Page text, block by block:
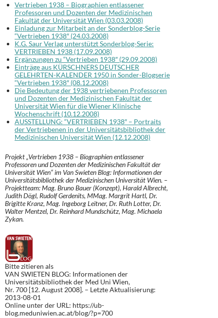
Vertrieben 1938 – Biographien entlassener
Professoren und Dozenten der Medizinischen
Fakultät der Universität Wien (03.03.2008)
Einladung zur Mitarbeit an der Sonderblog-Serie
“Vertrieben 1938″ (24.03.2008)
K.G. Saur Verlag unterstützt Sonderblog-Serie:
VERTRIEBEN 1938 (17.09.2008)
Ergänzungen zu “Vertrieben 1938″ (29.09.2008)
Einträge aus KÜRSCHNERS DEUTSCHER
GELEHRTEN-KALENDER 1950 in Sonder-Blogserie
“Vertrieben 1938″ (08.12.2008)
Die Bedeutung der 1938 vertriebenen Professoren
und Dozenten der Medizinischen Fakultät der
Universität Wien für die Wiener Klinische
Wochenschrift (10.12.2008)
AUSSTELLUNG: “VERTRIEBEN 1938″ – Portraits
der Vertriebenen in der Universitätsbibliothek der
Medizinischen Universität Wien (12.12.2008)
Projekt „Vertrieben 1938 – Biographien entlassener
Professoren und Dozenten der Medizinischen Fakultät der
Universität Wien“ im Van Swieten Blog: Informationen der
Universitätsbibliothek der Medizinischen Universität Wien. –
Projektteam: Mag. Bruno Bauer (Konzept), Harald Albrecht,
Judith Dögl, Rudolf Gerdenits, MMag. Margrit Hartl, Dr.
Brigitte Kranz, Mag. Ingeborg Leitner, Dr. Ruth Lotter, Dr.
Walter Mentzel, Dr. Reinhard Mundschütz, Mag. Michaela
Zykan.
Bitte zitieren als
VAN SWIETEN BLOG: Informationen der
Universitätsbibliothek der Med Uni Wien,
Nr. 700 [12. August 2008]. – Letzte Aktualisierung:
2013-08-01
Online unter der URL: https://ub-
blog.meduniwien.ac.at/blog/?p=700